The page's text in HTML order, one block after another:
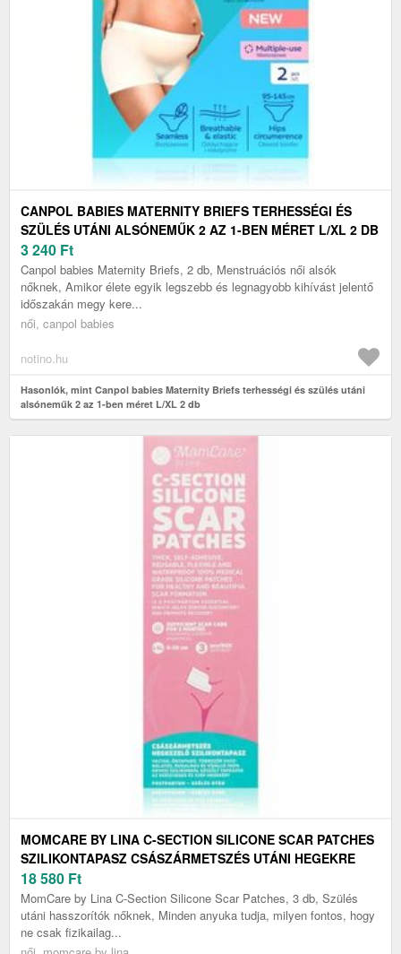
CANPOL BABIES MATERNITY BRIEFS TERHESSÉGI ÉS
SZÜLÉS UTÁNI ALSÓNEMŰK 2 AZ 1-BEN MÉRET L/XL 2 DB
3 240 Ft
Canpol babies Maternity Briefs, 2 db, Menstruációs női alsók
nőknek, Amikor élete egyik legszebb és legnagyobb kihívást jelentő
időszakán megy kere...
női, canpol babies
notino.hu
Hasonlók, mint Canpol babies Maternity Briefs terhességi és szülés utáni
alsóneműk 2 az 1-ben méret L/XL 2 db
MOMCARE BY LINA C-SECTION SILICONE SCAR PATCHES
SZILIKONTAPASZ CSÁSZÁRMETSZÉS UTÁNI HEGEKRE
MÉRET L-XL 5 X 20 CM 3 DB
18 580 Ft
MomCare by Lina C-Section Silicone Scar Patches, 3 db, Szülés
utáni hasszorítók nőknek, Minden anyuka tudja, milyen fontos, hogy
ne csak fizikailag...